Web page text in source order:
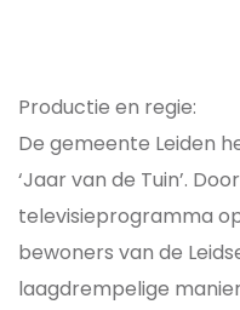
Productie en regie:
De gemeente Leiden
‘Jaar van de Tuin’.
televisieprogramma
bewoners van de
laagdrempelige